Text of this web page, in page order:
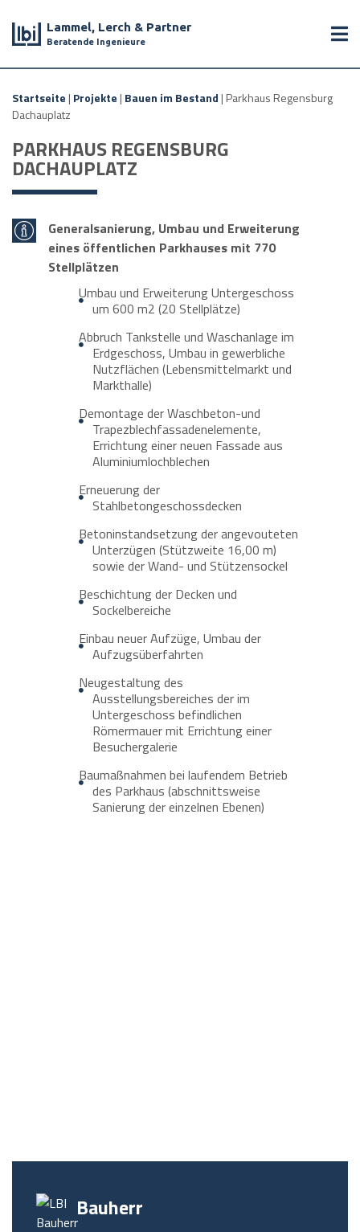
Lammel, Lerch & Partner
Beratende Ingenieure
Startseite | Projekte | Bauen im Bestand | Parkhaus Regensburg
Dachauplatz
PARKHAUS REGENSBURG
DACHAUPLATZ
Generalsanierung, Umbau und Erweiterung
eines öffentlichen Parkhauses mit 770
Stellplätzen
Umbau und Erweiterung Untergeschoss
um 600 m2 (20 Stellplätze)
Abbruch Tankstelle und Waschanlage im
Erdgeschoss, Umbau in gewerbliche
Nutzflächen (Lebensmittelmarkt und
Markthalle)
Demontage der Waschbeton-und
Trapezblechfassadenelemente,
Errichtung einer neuen Fassade aus
Aluminiumlochblechen
Erneuerung der
Stahlbetongeschossdecken
Betoninstandsetzung der angevouteten
Unterzügen (Stützweite 16,00 m)
sowie der Wand- und Stützensockel
Beschichtung der Decken und
Sockelbereiche
Einbau neuer Aufzüge, Umbau der
Aufzugsüberfahrten
Neugestaltung des
Ausstellungsbereiches der im
Untergeschoss befindlichen
Römermauer mit Errichtung einer
Besuchergalerie
Baumaßnahmen bei laufendem Betrieb
des Parkhaus (abschnittsweise
Sanierung der einzelnen Ebenen)
Bauherr